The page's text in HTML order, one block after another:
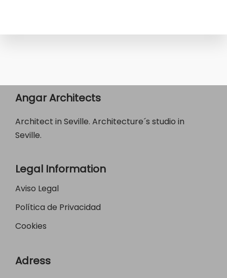
Angar Architects
Architect in Seville. Architecture´s studio in
Seville.
Legal Information
Aviso Legal
Política de Privacidad
Cookies
Adress